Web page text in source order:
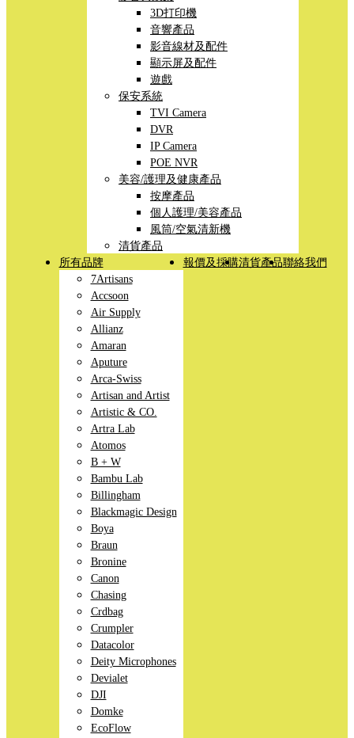
3D打印機
音響產品
影音線材及配件
顯示屏及配件
遊戲
保安系統
TVI Camera
DVR
IP Camera
POE NVR
美容/護理及健康產品
按摩產品
個人護理/美容產品
風筒/空氣清新機
清貨產品
所有品牌
7Artisans
Accsoon
Air Supply
Allianz
Amaran
Aputure
Arca-Swiss
Artisan and Artist
Artistic & CO.
Artra Lab
Atomos
B + W
Bambu Lab
Billingham
Blackmagic Design
Boya
Braun
Bronine
Canon
Chasing
Crdbag
Crumpler
Datacolor
Deity Microphones
Devialet
DJI
Domke
EcoFlow
報價及採購清貨產品聯絡我們